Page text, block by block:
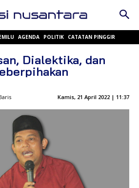
AGENDA POLITIK CATATAN PINGGIR
Dialektika, dan
Kamis, 21 April 2022 | 11:37